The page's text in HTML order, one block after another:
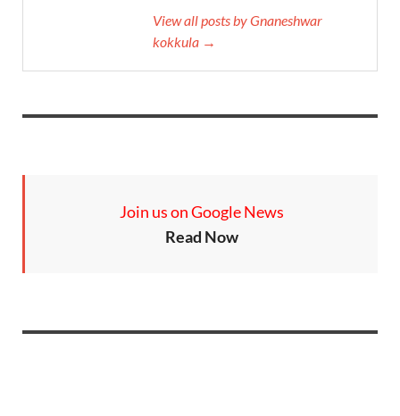
View all posts by Gnaneshwar
kokkula →
Join us on Google News
Read Now